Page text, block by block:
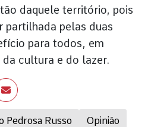
Pedrosa Russo Opinião
daquele território, pois
partilhada pelas duas
para todos, em
cultura e do lazer.